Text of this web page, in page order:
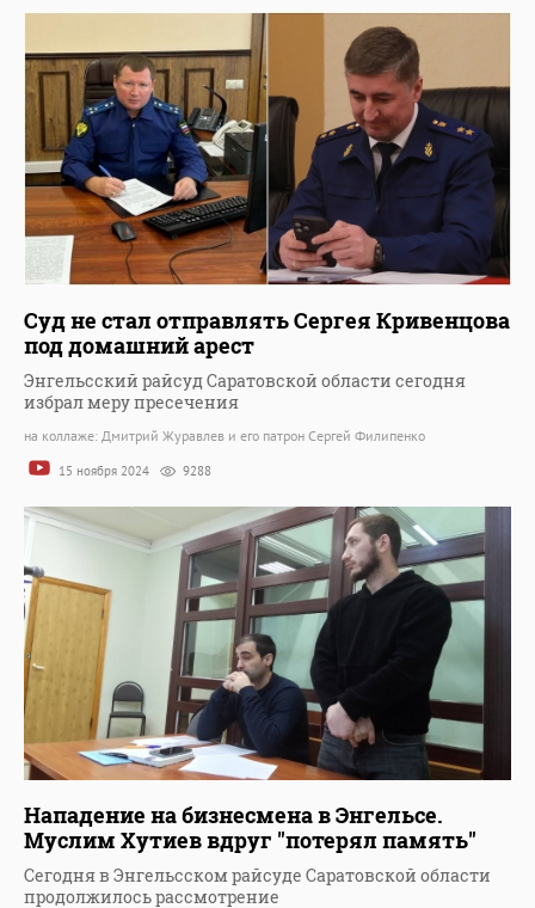
Суд не стал отправлять Сергея Кривенцова
под домашний арест
Энгельсский райсуд Саратовской области сегодня
избрал меру пресечения
на коллаже: Дмитрий Журавлев и его патрон Сергей Филипенко
15 ноября 2024 9288
Нападение на бизнесмена в Энгельсе.
Муслим Хутиев вдруг "потерял память"
Сегодня в Энгельсском райсуде Саратовской области
продолжилось рассмотрение